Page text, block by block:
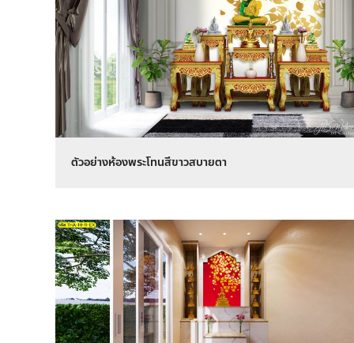
ตัวอย่างห้องพระโทนสีขาวสบายตา